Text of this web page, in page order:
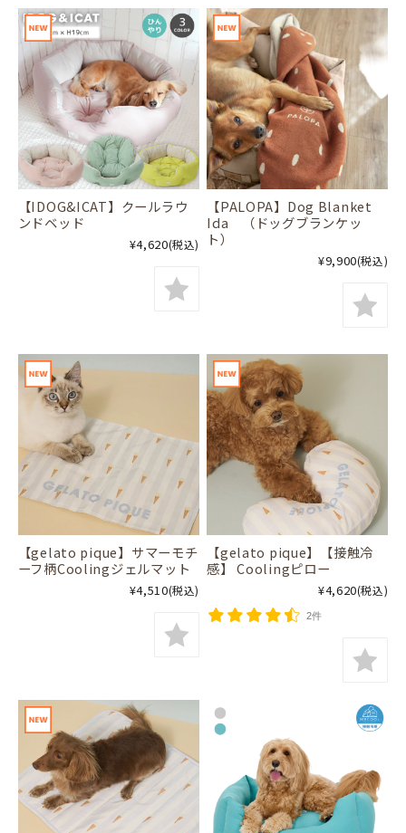
【IDOG&ICAT】クールラウ
ンドベッド
¥4,620(税込)
【PALOPA】Dog Blanket
Ida （ドッグブランケッ
ト）
¥9,900(税込)
【gelato pique】サマーモチ
ーフ柄Coolingジェルマット
¥4,510(税込)
【gelato pique】【接触冷
感】 Coolingピロー
¥4,620(税込)
2件